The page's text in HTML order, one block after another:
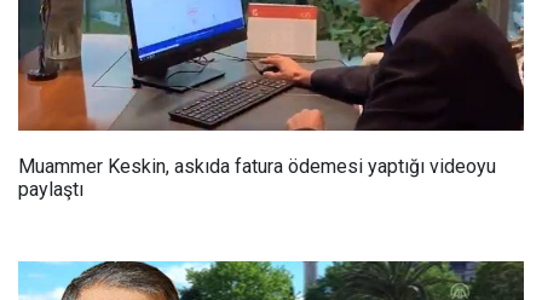
Muammer Keskin, askıda fatura ödemesi yaptığı videoyu
paylaştı